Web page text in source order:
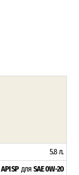
5.8 л.
API SP для SAE 0W-20